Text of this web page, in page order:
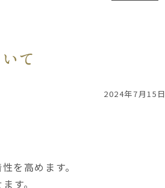
て
2024年7月15日
を高めます。
す。